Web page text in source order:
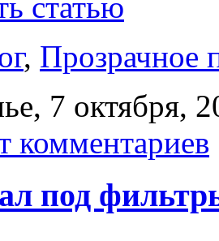
, Прозрачное
7 октября,
комментариев
под